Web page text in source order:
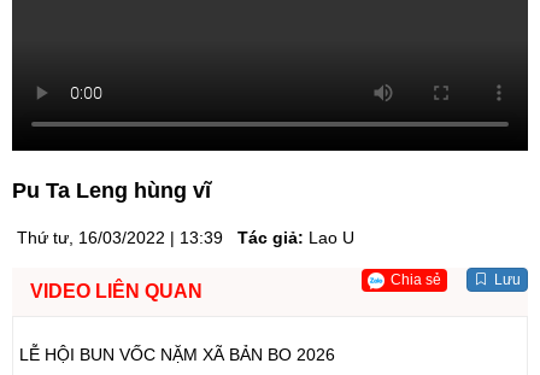
Pu Ta Leng hùng vĩ
Thứ tư, 16/03/2022 | 13:39 Tác giả: Lao U
Chia sẻ Lưu
VIDEO LIÊN QUAN
LỄ HỘI BUN VỐC NẶM XÃ BẢN BO 2026